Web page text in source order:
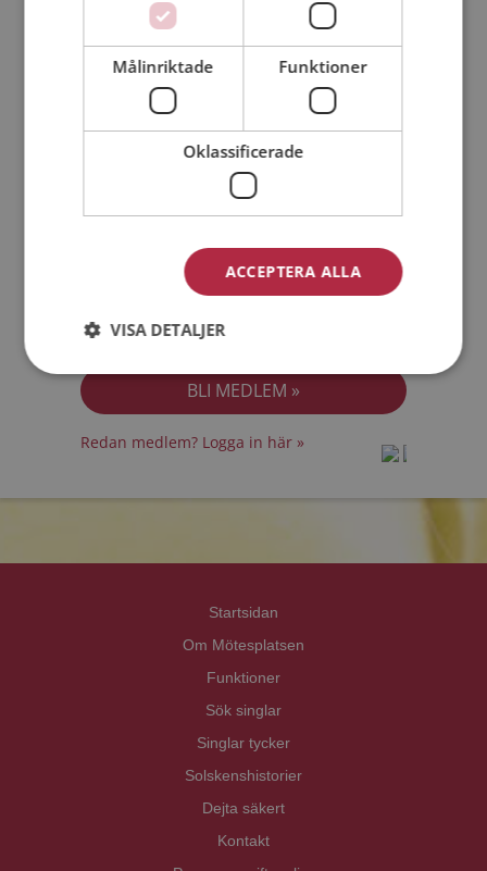
Min ålder:
Personuppgiftspolicyn
Redan medlem? Logga in här »
Startsidan
Om Mötesplatsen
Funktioner
Sök singlar
Singlar tycker
Solskenshistorier
Dejta säkert
Kontakt
Målinriktade Funktioner
Oklassificerade
ACCEPTERA ALLA
VISA DETALJER